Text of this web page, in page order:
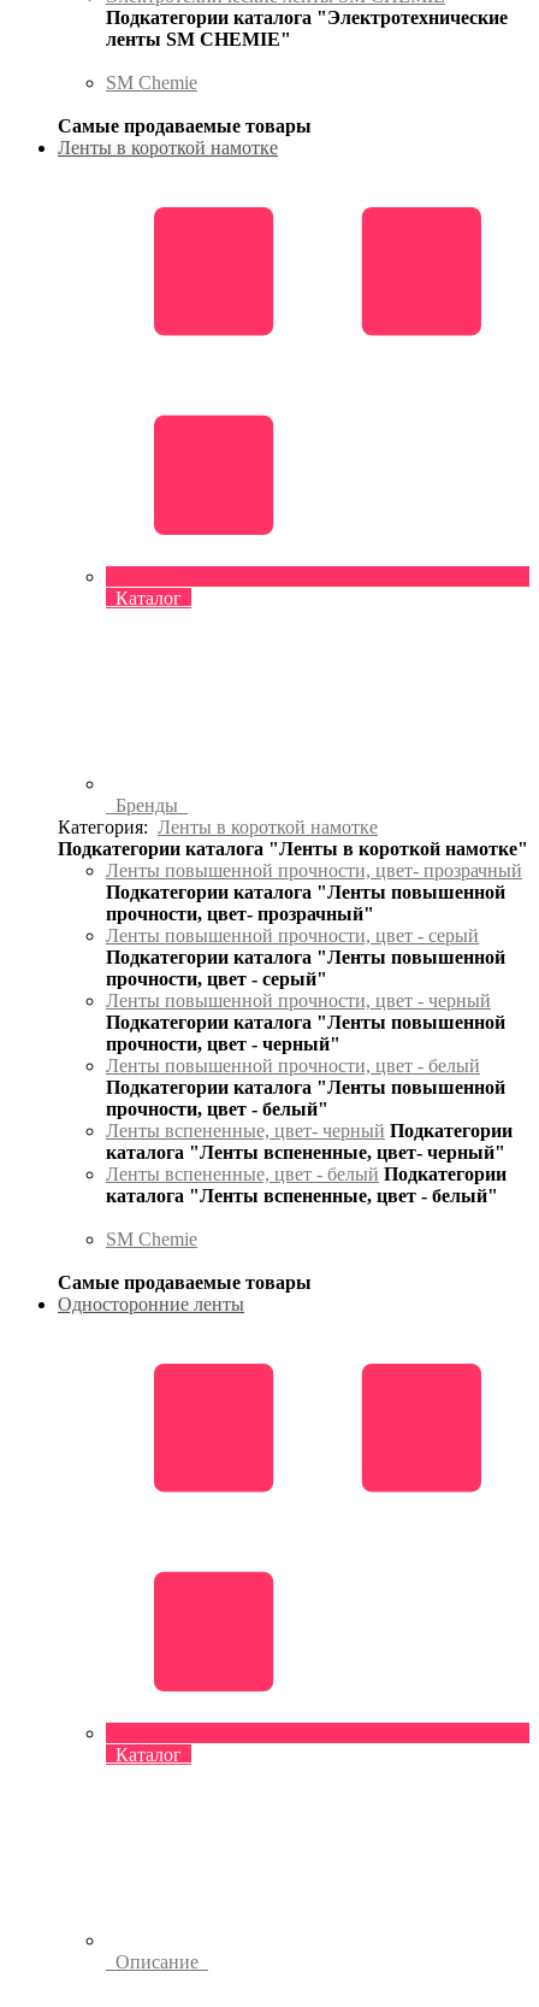
Подкатегории каталога "Электротехнические
ленты SM CHEMIE"
SM Chemie
Самые продаваемые товары
Ленты в короткой намотке
Каталог
Бренды
Категория: Ленты в короткой намотке
Подкатегории каталога "Ленты в короткой намотке"
Ленты повышенной прочности, цвет- прозрачный
Подкатегории каталога "Ленты повышенной
прочности, цвет- прозрачный"
Ленты повышенной прочности, цвет - серый
Подкатегории каталога "Ленты повышенной
прочности, цвет - серый"
Ленты повышенной прочности, цвет - черный
Подкатегории каталога "Ленты повышенной
прочности, цвет - черный"
Ленты повышенной прочности, цвет - белый
Подкатегории каталога "Ленты повышенной
прочности, цвет - белый"
Ленты вспененные, цвет- черный Подкатегории
каталога "Ленты вспененные, цвет- черный"
Ленты вспененные, цвет - белый Подкатегории
каталога "Ленты вспененные, цвет - белый"
SM Chemie
Самые продаваемые товары
Односторонние ленты
Каталог
Описание